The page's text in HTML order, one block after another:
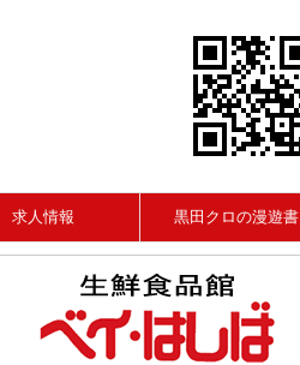
求人情報 黒田クロの漫遊書